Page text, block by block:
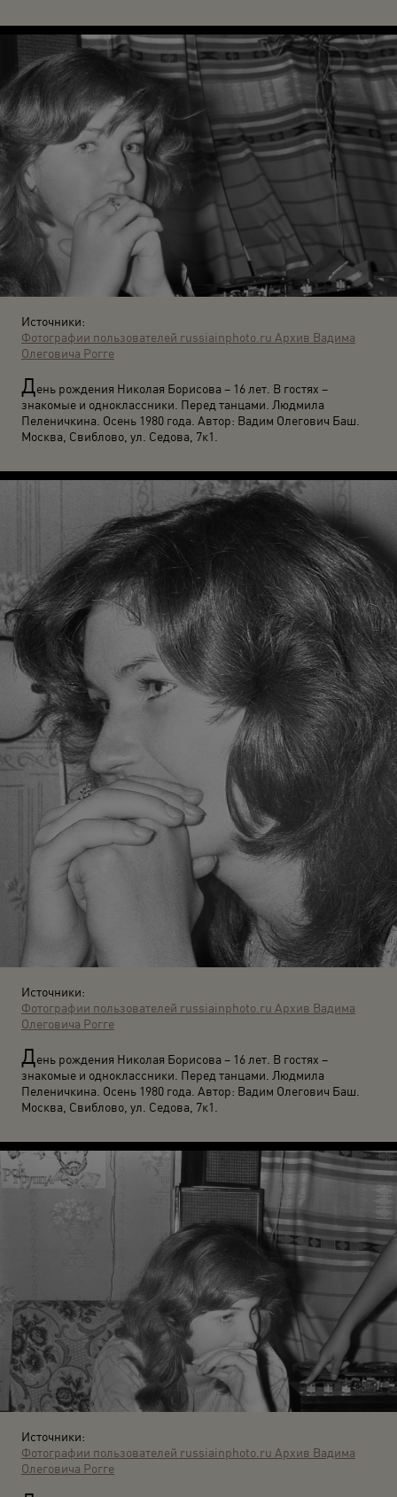
Источники:
Фотографии пользователей russiainphoto.ru Архив Вадима
Олеговича Рогге
День рождения Николая Борисова – 16 лет. В гостях –
знакомые и одноклассники. Перед танцами. Людмила
Пеленичкина. Осень 1980 года. Автор: Вадим Олегович Баш.
Москва, Свиблово, ул. Седова, 7к1.
Источники:
Фотографии пользователей russiainphoto.ru Архив Вадима
Олеговича Рогге
День рождения Николая Борисова – 16 лет. В гостях –
знакомые и одноклассники. Перед танцами. Людмила
Пеленичкина. Осень 1980 года. Автор: Вадим Олегович Баш.
Москва, Свиблово, ул. Седова, 7к1.
Источники:
Фотографии пользователей russiainphoto.ru Архив Вадима
Олеговича Рогге